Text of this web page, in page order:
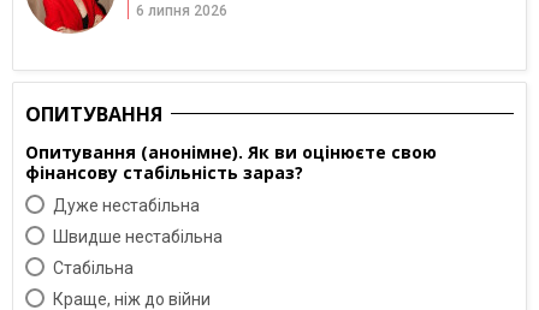
6 липня 2026
ОПИТУВАННЯ
Опитування (анонімне). Як ви оцінюєте свою
фінансову стабільність зараз?
Дуже нестабільна
Швидше нестабільна
Cтабільна
Краще, ніж до війни